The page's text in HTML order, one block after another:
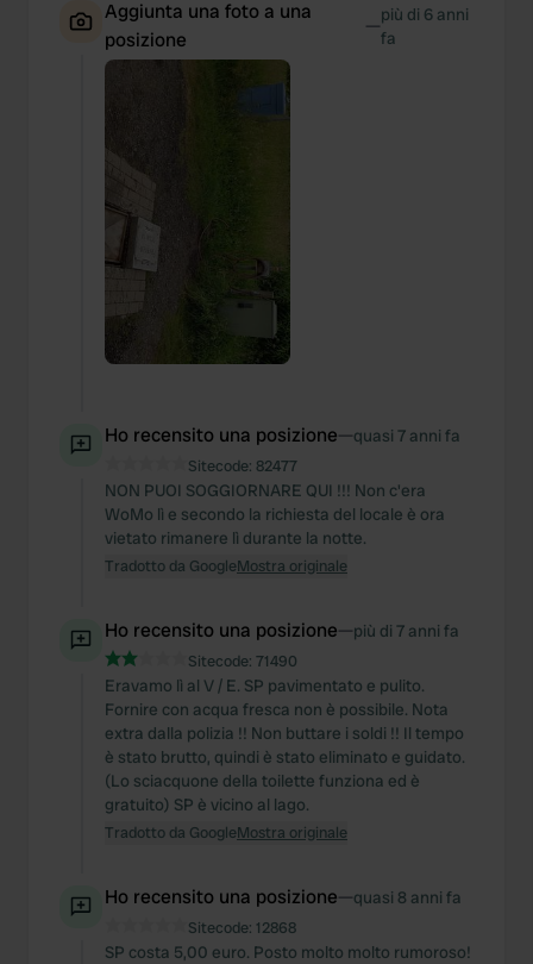
Aggiunta una foto a una
posizione
—più di 6 anni
fa
Ho recensito una posizione—quasi 7 anni fa
Sitecode: 82477
NON PUOI SOGGIORNARE QUI !!! Non c'era
WoMo lì e secondo la richiesta del locale è ora
vietato rimanere lì durante la notte.
Tradotto da GoogleMostra originale
Ho recensito una posizione—più di 7 anni fa
Sitecode: 71490
Eravamo lì al V / E. SP pavimentato e pulito.
Fornire con acqua fresca non è possibile. Nota
extra dalla polizia !! Non buttare i soldi !! Il tempo
è stato brutto, quindi è stato eliminato e guidato.
(Lo sciacquone della toilette funziona ed è
gratuito) SP è vicino al lago.
Tradotto da GoogleMostra originale
Ho recensito una posizione—quasi 8 anni fa
Sitecode: 12868
SP costa 5,00 euro. Posto molto molto rumoroso!